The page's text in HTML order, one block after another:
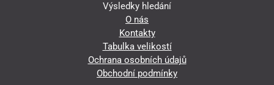
Výsledky hledání
O nás
Kontakty
Tabulka velikostí
Ochrana osobních údajů
Obchodní podmínky